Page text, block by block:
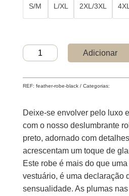
S/M L/XL 2XL/3XL
Quantidade
de
Robe
|
Adicionar
REF: feather-robe-black Categorias:
Deixe-se envolver pelo luxo
com o nosso deslumbrante
preto, adornado com
acrescentam um toque de
Este robe é mais do que
vestuário, é uma declaração
sensualidade. As plumas